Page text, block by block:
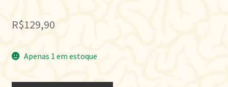
R$129,90
Apenas 1 em estoque